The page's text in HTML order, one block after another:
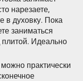
нарезаете,
в духовку. Пока
заниматься
Идеально
практически